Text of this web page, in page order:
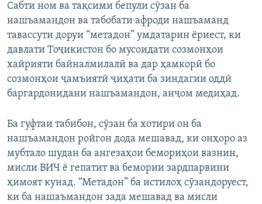
Сабти ном ва тақсими бепули сӯзан ба
нашъамандон ва табобати афроди нашъаманд
тавассути доруи “метадон” умдатарин ёриест, ки
давлати Тоҷикистон бо мусоидати созмонҳои
хайрияти байналмилалӣ ва дар ҳамкорӣ бо
созмонҳои ҷамъиятӣ ҷиҳати ба зиндагии оддӣ
баргардонидани нашъамандон, анҷом медиҳад.
Ба гуфтаи табибон, сӯзан ба хотири он ба
нашъамандон ройгон дода мешавад, ки онҳоро аз
мубтало шудан ба ангезаҳои бемориҳои вазнин,
мисли ВИЧ ё гепатит ва бемории зардпарвини
ҳимоят кунад. “Метадон” ба истилоҳ сӯзандоруест,
ки ба нашаъмандон зада мешавад ва мисли